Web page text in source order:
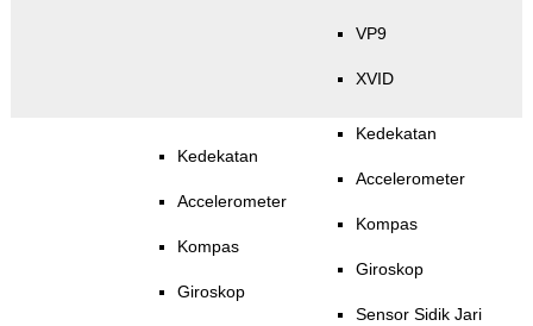
VP9
XVID
Kedekatan
Accelerometer
Kompas
Giroskop
Kedekatan
Accelerometer
Kompas
Giroskop
Sensor Sidik Jari